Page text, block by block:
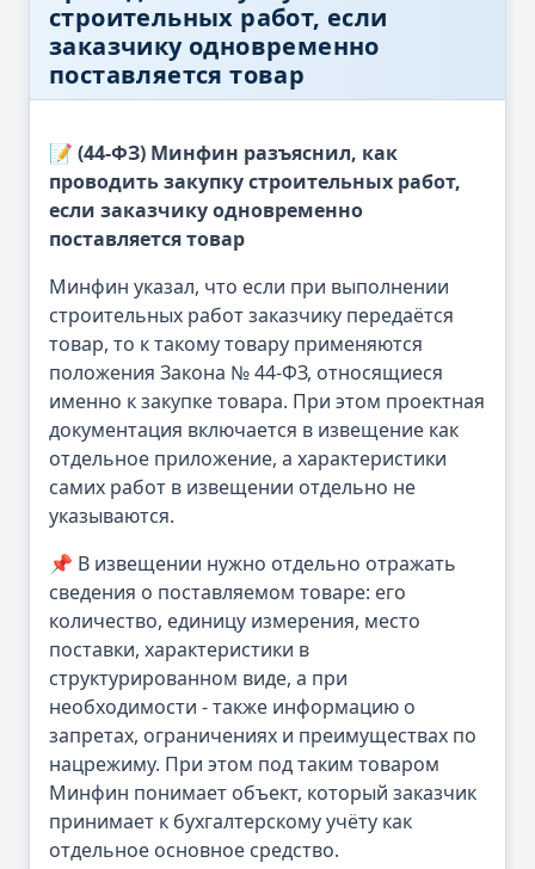
строительных работ, если
заказчику одновременно
поставляется товар
📝 (44-ФЗ) Минфин разъяснил, как
проводить закупку строительных работ,
если заказчику одновременно
поставляется товар
Минфин указал, что если при выполнении
строительных работ заказчику передаётся
товар, то к такому товару применяются
положения Закона № 44-ФЗ, относящиеся
именно к закупке товара. При этом проектная
документация включается в извещение как
отдельное приложение, а характеристики
самих работ в извещении отдельно не
указываются.
📌 В извещении нужно отдельно отражать
сведения о поставляемом товаре: его
количество, единицу измерения, место
поставки, характеристики в
структурированном виде, а при
необходимости - также информацию о
запретах, ограничениях и преимуществах по
нацрежиму. При этом под таким товаром
Минфин понимает объект, который заказчик
принимает к бухгалтерскому учёту как
отдельное основное средство.